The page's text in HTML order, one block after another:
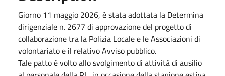
Giorno 11 maggio 2026, è stata adottata la Determina
dirigenziale n. 2677 di approvazione del progetto di
collaborazione tra la Polizia Locale e le Associazioni di
volontariato e il relativo Avviso pubblico.
Tale patto è volto allo svolgimento di attività di ausilio